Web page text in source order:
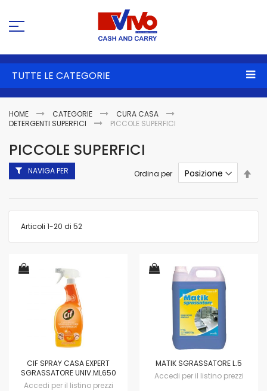
TUTTE LE CATEGORIE
HOME CATEGORIE
CURA CASA
DETERGENTI SUPERFICI
PICCOLE SUPERFICI
PICCOLE SUPERFICI
Articoli 1-20 di 52
Ordina per
CIF SPRAY CASA EXPERT
SGRASSATORE UNIV.ML650
Accedi per il listino prezzi
MATIK SGRASSATORE L.5
Accedi per il listino prezzi
NAVIGA PER